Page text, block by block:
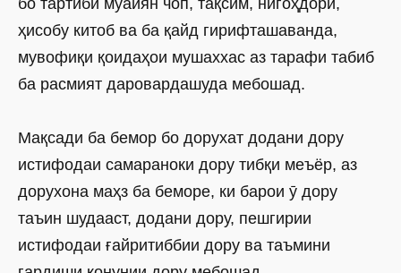
бо тартиби муайян чоп, тақсим, нигоҳдорӣ,
ҳисобу китоб ва ба қайд гирифташаванда,
мувофиқи қоидаҳои мушаххас аз тарафи табиб
ба расмият даровардашуда мебошад.
Мақсади ба бемор бо дорухат додани дору
истифодаи самараноки дору тибқи меъёр, аз
дорухона маҳз ба беморе, ки барои ӯ дору
таъин шудааст, додани дору, пешгирии
истифодаи ғайритиббии дору ва таъмини